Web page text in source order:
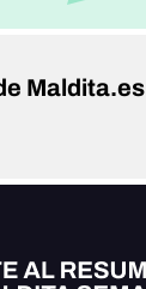
Maldita.es